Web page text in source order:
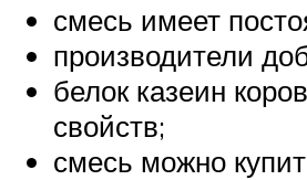
смесь имеет
производители
белок казеин
свойств;
смесь можно